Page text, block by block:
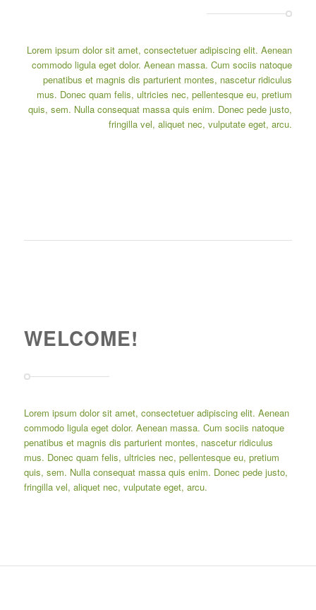
Lorem ipsum dolor sit amet, consectetuer adipiscing elit. Aenean
commodo ligula eget dolor. Aenean massa. Cum sociis natoque
penatibus et magnis dis parturient montes, nascetur ridiculus
mus. Donec quam felis, ultricies nec, pellentesque eu, pretium
quis, sem. Nulla consequat massa quis enim. Donec pede justo,
fringilla vel, aliquet nec, vulputate eget, arcu.
WELCOME!
Lorem ipsum dolor sit amet, consectetuer adipiscing elit. Aenean
commodo ligula eget dolor. Aenean massa. Cum sociis natoque
penatibus et magnis dis parturient montes, nascetur ridiculus
mus. Donec quam felis, ultricies nec, pellentesque eu, pretium
quis, sem. Nulla consequat massa quis enim. Donec pede justo,
fringilla vel, aliquet nec, vulputate eget, arcu.